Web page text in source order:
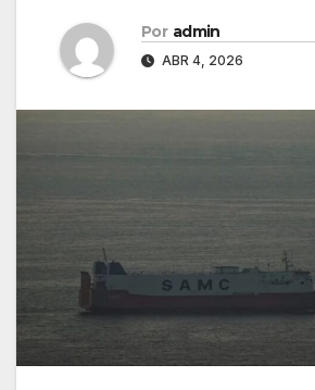
Por admin
ABR 4, 2026